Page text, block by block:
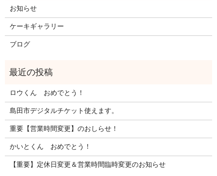
お知らせ
ケーキギャラリー
ブログ
ロウくん おめでとう！
島田市デジタルチケット使えます。
重要【営業時間変更】のおしらせ！
かいとくん おめでとう！
【重要】定休日変更＆営業時間臨時変更のお知らせ